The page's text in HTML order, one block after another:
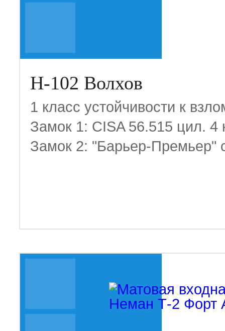
Н-102 Волхов
1 класс устойчивости к
Замок 1: CISA 56.515 цил. 4
Замок 2: "Барьер-Премьер"